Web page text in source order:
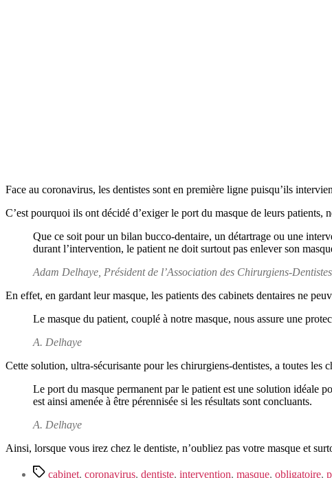
Face au coronavirus, les dentistes sont en première ligne puisqu’ils
C’est pourquoi ils ont décidé d’exiger le port du masque de leurs patients,
Que ce soit pour un bilan bucco-dentaire, un détartrage ou une
durant l’intervention, le patient ne doit surtout pas enlever son
Adam Delhaye, Président de l’Association des Chirurgiens-Dentistes
En effet, en gardant leur masque, les patients des cabinets dentaires ne
Le masque du patient, couplé à notre masque, nous assure une
A. Delhaye
Cette solution, ultra-sécurisante pour les chirurgiens-dentistes, a toutes les
Le port du masque permanent par le patient est une solution idéale
est ainsi amenée à être pérennisée si les résultats sont concluants.
A. Delhaye
Ainsi, lorsque vous irez chez le dentiste, n’oubliez pas votre masque et
Étiquettes
cabinet, coronavirus, dentiste, intervention, masque, obligatoire,